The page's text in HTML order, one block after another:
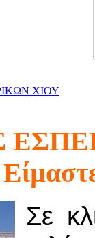
ΧΙΟΥ
Σε